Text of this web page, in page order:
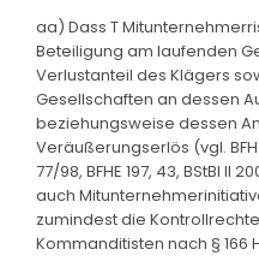
aa) Dass T
Beteiligung am laufenden
Verlustanteil des Klägers
Gesellschaften an dessen
beziehungsweise dessen
Veräußerungserlös (vgl.
77/98, BFHE 197, 43, BStBl II
auch
zumindest die
Kommanditisten nach § 166